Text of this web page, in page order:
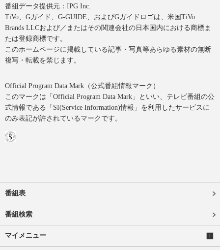
番組データ提供元：IPG Inc.
TiVo、Gガイド、G-GUIDE、およびGガイドロゴは、米国TiVo
Brands LLCおよび／またはその関連会社の日本国内における商標ま
たは登録商標です。
このホームページに掲載している記事・写真等あらゆる素材の無断
複写・転載を禁じます。
Official Program Data Mark（公式番組情報マーク）
このマークは「Official Program Data Mark」といい、テレビ番組の公
式情報である「SI(Service Information)情報」を利用したサービスに
のみ表記が許されているマークです。
番組表
番組検索
マイメニュー